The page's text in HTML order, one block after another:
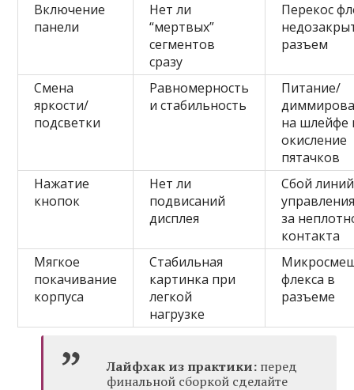
Включение
панели
Нет ли
“мертвых”
сегментов
сразу
Перекос
разъем
Смена
яркости/
подсветки
Равномерность
и стабильность
Питание/
на шлейфе
окисление
пятачков
Нажатие
кнопок
Нет ли
подвисаний
дисплея
Сбой линий
за
контакта
Мягкое
покачивание
корпуса
Стабильная
картинка при
легкой
нагрузке
флекса в
разъеме
Лайфхак из практики: перед
финальной сборкой сделайте